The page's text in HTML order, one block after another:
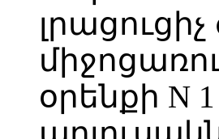
օրենքի